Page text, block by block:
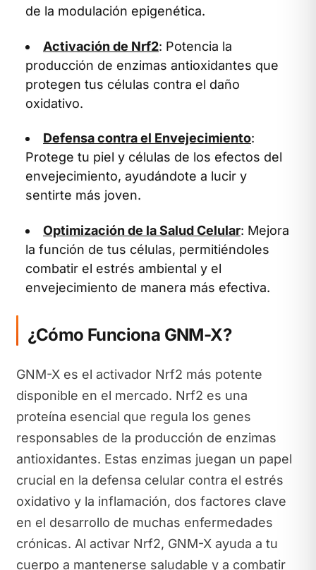
de la modulación epigenética.
Activación de Nrf2: Potencia la
producción de enzimas antioxidantes que
protegen tus células contra el daño
oxidativo.
Defensa contra el Envejecimiento:
Protege tu piel y células de los efectos del
envejecimiento, ayudándote a lucir y
sentirte más joven.
Optimización de la Salud Celular: Mejora
la función de tus células, permitiéndoles
combatir el estrés ambiental y el
envejecimiento de manera más efectiva.
¿Cómo Funciona GNM-X?
GNM-X es el activador Nrf2 más potente
disponible en el mercado. Nrf2 es una
proteína esencial que regula los genes
responsables de la producción de enzimas
antioxidantes. Estas enzimas juegan un papel
crucial en la defensa celular contra el estrés
oxidativo y la inflamación, dos factores clave
en el desarrollo de muchas enfermedades
crónicas. Al activar Nrf2, GNM-X ayuda a tu
cuerpo a mantenerse saludable y a combatir